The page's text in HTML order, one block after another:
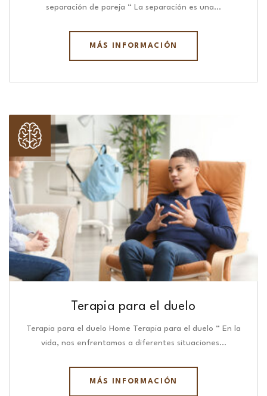
separación de pareja “ La separación es una…
MÁS INFORMACIÓN
Terapia para el duelo
Terapia para el duelo Home Terapia para el duelo “ En la
vida, nos enfrentamos a diferentes situaciones…
MÁS INFORMACIÓN